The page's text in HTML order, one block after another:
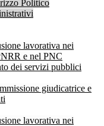
Politico
lavorativa nei
e nel PNC
dei servizi pubblici
giudicatrice e
lavorativa nei